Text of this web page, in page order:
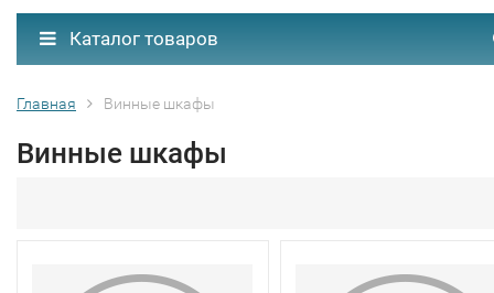
Каталог товаров
Главная Винные шкафы
Винные шкафы